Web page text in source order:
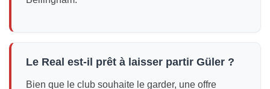
Le Real est-il prêt à laisser partir Güler ?
Bien que le club souhaite le garder, une offre